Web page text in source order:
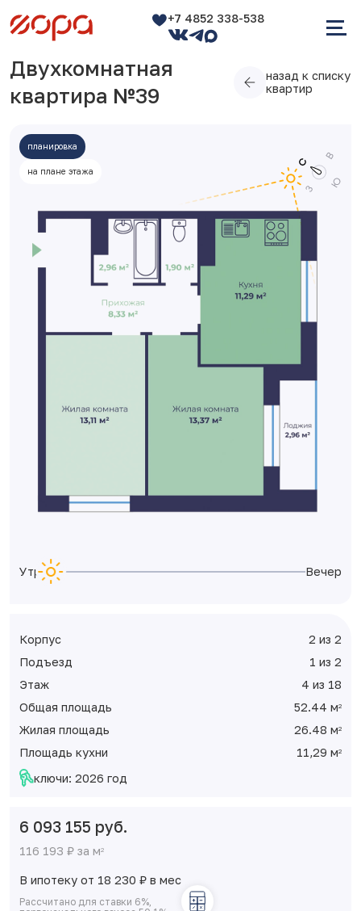
+7 4852 338-538
Двухкомнатная
квартира №39
назад к списку
квартир
планировка
на плане этажа
Утро Вечер
Корпус
2 из 2
Подъезд
1 из 2
Этаж
4 из 18
Общая площадь
52.44 м2
Жилая площадь 26.48 м2
Площадь кухни 11,29 м2
ключи: 2026 год
6 093 155 руб.
116 193 ₽ за м2
В ипотеку от 18 230 ₽ в мес
Рассчитано для ставки 6%,